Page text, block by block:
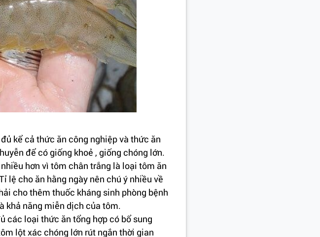
kể cả thức ăn công nghiệp và thức ăn
để có giống khoẻ , giống chóng lớn.
hơn vì tôm chân trắng là loại tôm ăn
lệ cho ăn hằng ngày nên chú ý nhiều về
cho thêm thuốc kháng sinh phòng bệnh
khả năng miễn dịch của tôm.
các loại thức ăn tổng hợp có bổ sung
lột xác chóng lớn rút ngắn thời gian